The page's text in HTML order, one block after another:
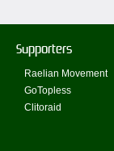
Supporters
Raelian Movement
GoTopless
Clitoraid